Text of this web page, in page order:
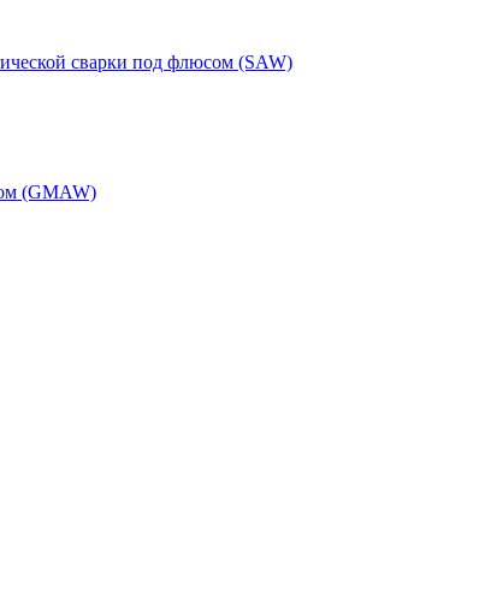
сварки под флюсом (SAW)
(GMAW)